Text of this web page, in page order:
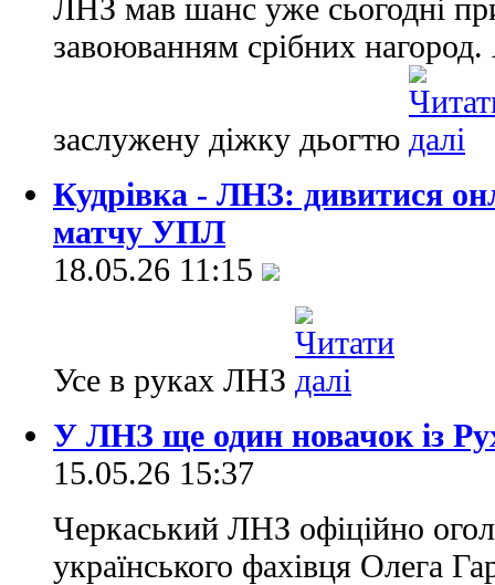
ЛНЗ мав шанс уже сьогодні
завоюванням срібних
заслужену діжку дьогтю
Кудрівка - ЛНЗ: дивитися
матчу УПЛ
18.05.26 11:15
Усе в руках ЛНЗ
У ЛНЗ ще один новачок із
15.05.26 15:37
Черкаський ЛНЗ офіційно
українського фахівця Олега